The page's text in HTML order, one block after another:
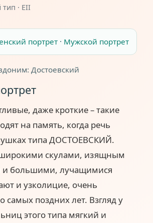
· EII
портрет · Мужской портрет
Достоевский
даже кроткие – такие
на память, когда речь
типа ДОСТОЕВСКИЙ.
скулами, изящным
и большими, лучащимися
и узколицие, очень
самых поздних лет. Взгляд у
этого типа мягкий и